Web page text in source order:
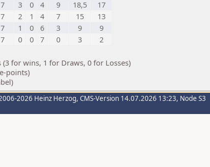
7 3 0 4 9 18,5
17
7 2 1 4 7 15
13
7 1 0 6 3 9
9
7 0 0 7 0 3
2
for wins, 1 for Draws, 0 for Losses)
points)
2026 Heinz Herzog, CMS-Version 14.07.2026 13:23, Node S3